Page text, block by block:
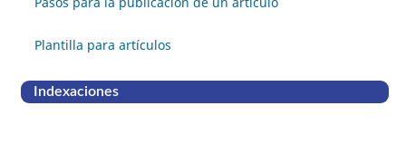
Plantilla para artículos
Indexaciones